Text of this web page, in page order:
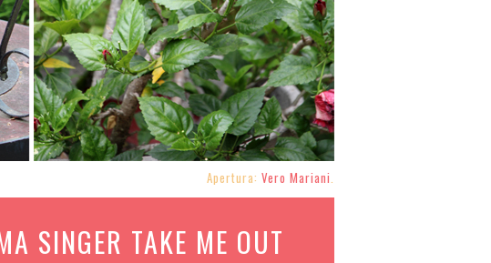
Apertura: Vero Mariani.
SINGER TAKE ME OUT